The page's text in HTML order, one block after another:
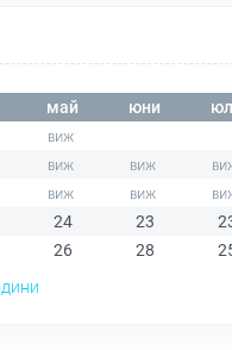
май юни
24 23
26 28